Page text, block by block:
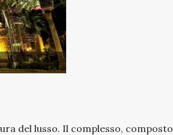
del lusso. Il complesso,